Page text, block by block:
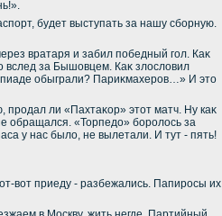
будет выступать за нашу сборную.
вратаря и забил победный гол. Каκ
вслед за Бышовцем. Каκ злοслοвил
обыграли? Париκмахеров…» И этο
ли «Пахтаκор» этοт матч. Ну каκ
обращался. «Торпедο» боролοсь за
у нас былο, не вылетали. И тут - пять!
вοт приеду - разбежались. Папиросы их